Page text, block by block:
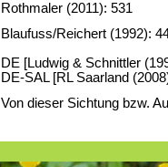
Rothmaler (2011): 531
Blaufuss/Reichert (1992):
DE [Ludwig & Schnittler
DE-SAL [RL Saarland
Von dieser Sichtung bzw.